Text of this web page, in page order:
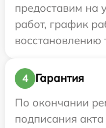
предоставим на
работ, график
восстановлению
4
Гарантия
По окончании
подписания